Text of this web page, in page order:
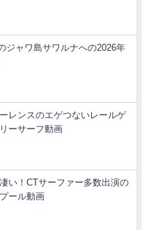
ジャワ島サワルナへの2026年
レンスのエゲつないレールゲ
ーサーフ動画
い！CTサーファー多数出演の
ール動画